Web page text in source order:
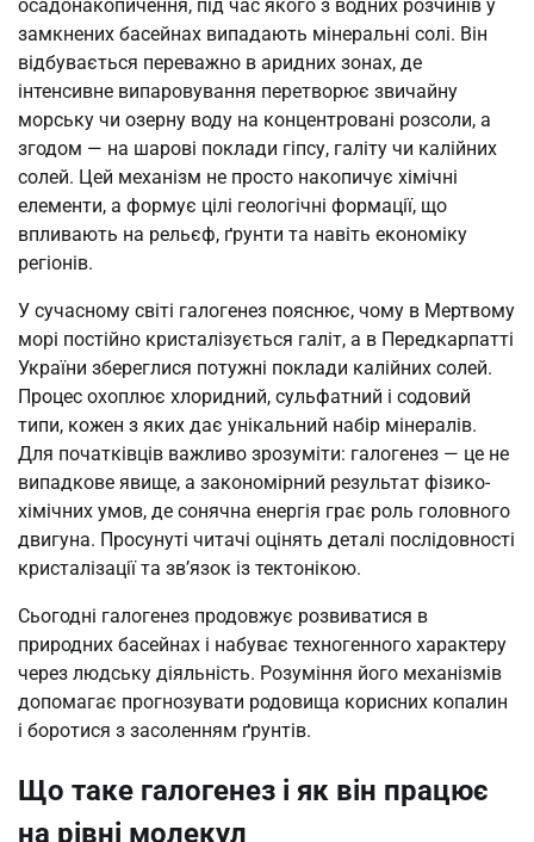
осадонакопичення, під час якого з водних розчинів у
замкнених басейнах випадають мінеральні солі. Він
відбувається переважно в аридних зонах, де
інтенсивне випаровування перетворює звичайну
морську чи озерну воду на концентровані розсоли, а
згодом — на шарові поклади гіпсу, галіту чи калійних
солей. Цей механізм не просто накопичує хімічні
елементи, а формує цілі геологічні формації, що
впливають на рельєф, ґрунти та навіть економіку
регіонів.
У сучасному світі галогенез пояснює, чому в Мертвому
морі постійно кристалізується галіт, а в Передкарпатті
України збереглися потужні поклади калійних солей.
Процес охоплює хлоридний, сульфатний і содовий
типи, кожен з яких дає унікальний набір мінералів.
Для початківців важливо зрозуміти: галогенез — це не
випадкове явище, а закономірний результат фізико-
хімічних умов, де сонячна енергія грає роль головного
двигуна. Просунуті читачі оцінять деталі послідовності
кристалізації та зв’язок із тектонікою.
Сьогодні галогенез продовжує розвиватися в
природних басейнах і набуває техногенного характеру
через людську діяльність. Розуміння його механізмів
допомагає прогнозувати родовища корисних копалин
і боротися з засоленням ґрунтів.
Що таке галогенез і як він працює
на рівні молекул